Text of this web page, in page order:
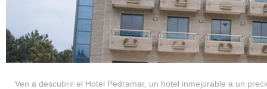
Ven a descubrir el Hotel Pedramar, un hotel inmejorable a un